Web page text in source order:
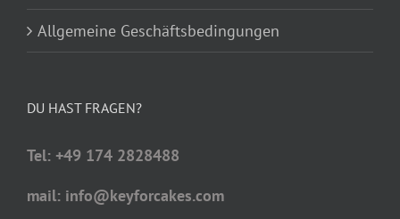
Allgemeine Geschäftsbedingungen
DU HAST FRAGEN?
Tel: +49 174 2828488
mail: info@keyforcakes.com